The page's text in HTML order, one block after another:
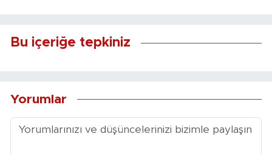
Bu içeriğe tepkiniz
Yorumlar